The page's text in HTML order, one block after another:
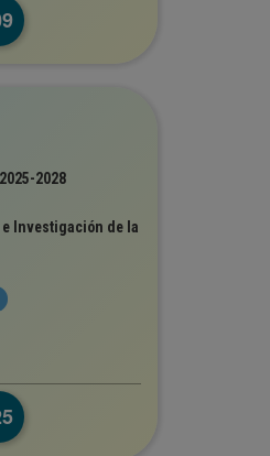
2028
Investigación de la